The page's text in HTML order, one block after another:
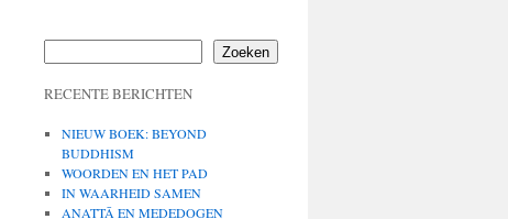
Zoeken
RECENTE BERICHTEN
NIEUW BOEK: BEYOND
BUDDHISM
WOORDEN EN HET PAD
IN WAARHEID SAMEN
ANATTĀ EN MEDEDOGEN